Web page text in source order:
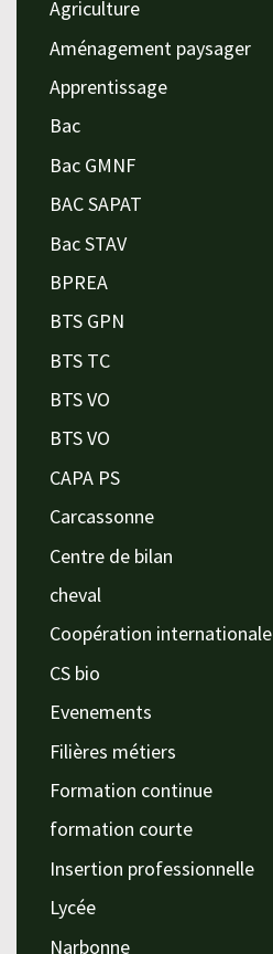
Agriculture
Aménagement paysager
Apprentissage
Bac
Bac GMNF
BAC SAPAT
Bac STAV
BPREA
BTS GPN
BTS TC
BTS VO
BTS VO
CAPA PS
Carcassonne
Centre de bilan
cheval
Coopération internationale
CS bio
Evenements
Filières métiers
Formation continue
formation courte
Insertion professionnelle
Lycée
Narbonne